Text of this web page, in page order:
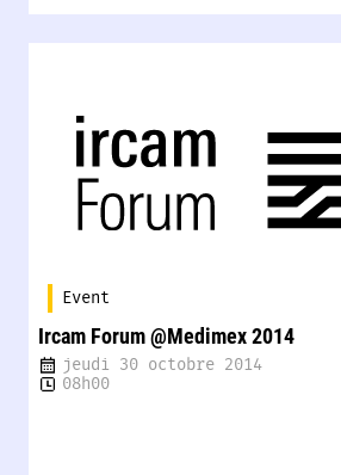
Event
Ircam Forum @Medimex 2014
jeudi 30 octobre 2014
08h00